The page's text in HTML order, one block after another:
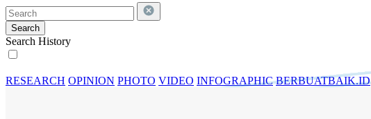
Search
Search History
RESEARCH OPINION PHOTO VIDEO INFOGRAPHIC BERBUATBAIK.ID